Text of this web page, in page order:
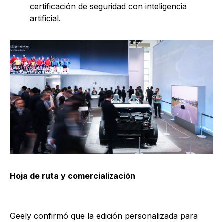
certificación de seguridad con inteligencia
artificial.
Hoja de ruta y comercialización
Geely confirmó que la edición personalizada para